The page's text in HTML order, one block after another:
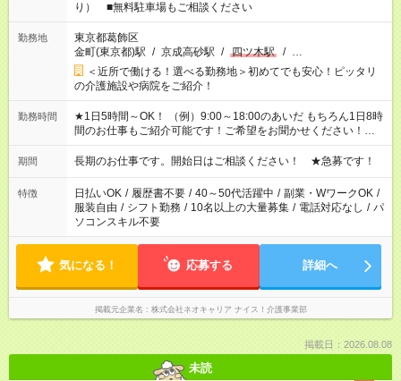
り） ■無料駐車場もご相談ください
勤務地
東京都葛飾区
金町(東京都)駅 / 京成高砂駅 / 四ツ木駅 / …
＜近所で働ける！選べる勤務地＞初めてでも安心！ピッタリ
の介護施設や病院をご紹介！
勤務時間
★1日5時間～OK！ （例）9:00～18:00のあいだ もちろん1日8時
間のお仕事もご紹介可能です！ご希望をお聞かせください！★家
庭の都合でお休みが必要な場合も遠慮なくご相談ください。 ※
週最低15時間以上の勤務が必要です
期間 長期のお仕事です。開始日はご相談ください！ ★急募です！
特徴 日払いOK / 履歴書不要 / 40～50代活躍中 / 副業・WワークOK /
服装自由 / シフト勤務 / 10名以上の大量募集 / 電話対応なし / パ
ソコンスキル不要
気になる！ 応募する 詳細へ
掲載元企業名 株式会社ネオキャリア ナイス！介護事業部
掲載日：2026.08.08
未読